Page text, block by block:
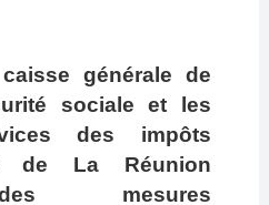
générale de
sociale et les
des impôts
de La Réunion
mesures